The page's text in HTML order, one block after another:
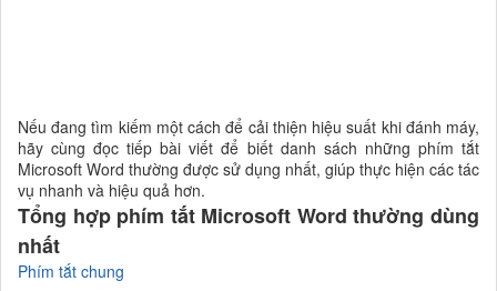
Nếu đang tìm kiếm một cách để cải thiện hiệu suất khi đánh máy,
hãy cùng đọc tiếp bài viết để biết danh sách những phím tắt
Microsoft Word thường được sử dụng nhất, giúp thực hiện các tác
vụ nhanh và hiệu quả hơn.
Tổng hợp phím tắt Microsoft Word thường dùng
nhất
Phím tắt chung